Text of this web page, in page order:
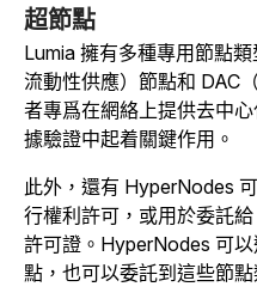
超節點
Lumia 擁有多種專用節點
流動性供應）節點和 DAC
者專爲在網絡上提供去中
據驗證中起着關鍵作用。
此外，還有 HyperNodes
行權利許可，或用於委託
許可證。HyperNodes 可
點，也可以委託到這些節